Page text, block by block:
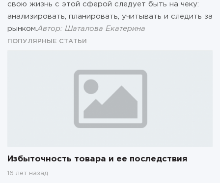
свою жизнь с этой сферой следует быть на чеку:
анализировать, планировать, учитывать и следить за
рынком. Автор: Шаталова Екатерина
ПОПУЛЯРНЫЕ СТАТЬИ
Избыточность товара и ее последствия
16 лет назад